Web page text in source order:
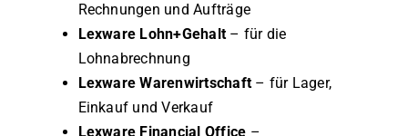
Rechnungen und Aufträge
Lexware Lohn+Gehalt – für die
Lohnabrechnung
Lexware Warenwirtschaft – für Lager,
Einkauf und Verkauf
Lexware Financial Office –